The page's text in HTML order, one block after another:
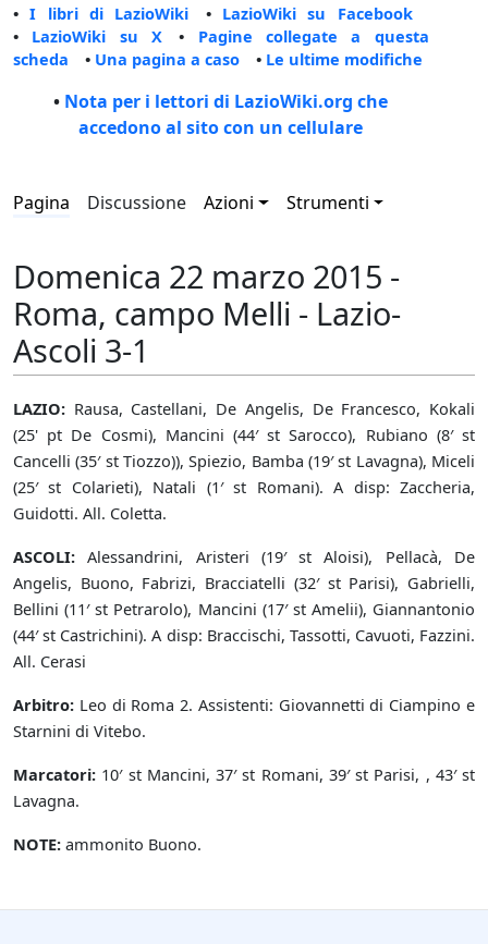
•I libri di LazioWiki • LazioWiki su Facebook
• LazioWiki su X • Pagine collegate a questa
scheda • Una pagina a caso • Le ultime modifiche
• Nota per i lettori di LazioWiki.org che
accedono al sito con un cellulare
Pagina Discussione Azioni Strumenti
Domenica 22 marzo 2015 -
Roma, campo Melli - Lazio-
Ascoli 3-1
LAZIO: Rausa, Castellani, De Angelis, De Francesco, Kokali
(25' pt De Cosmi), Mancini (44′ st Sarocco), Rubiano (8′ st
Cancelli (35′ st Tiozzo)), Spiezio, Bamba (19′ st Lavagna), Miceli
(25′ st Colarieti), Natali (1′ st Romani). A disp: Zaccheria,
Guidotti. All. Coletta.
ASCOLI: Alessandrini, Aristeri (19′ st Aloisi), Pellacà, De
Angelis, Buono, Fabrizi, Bracciatelli (32′ st Parisi), Gabrielli,
Bellini (11′ st Petrarolo), Mancini (17′ st Amelii), Giannantonio
(44′ st Castrichini). A disp: Braccischi, Tassotti, Cavuoti, Fazzini.
All. Cerasi
Arbitro: Leo di Roma 2. Assistenti: Giovannetti di Ciampino e
Starnini di Vitebo.
Marcatori: 10′ st Mancini, 37′ st Romani, 39′ st Parisi, , 43′ st
Lavagna.
NOTE: ammonito Buono.